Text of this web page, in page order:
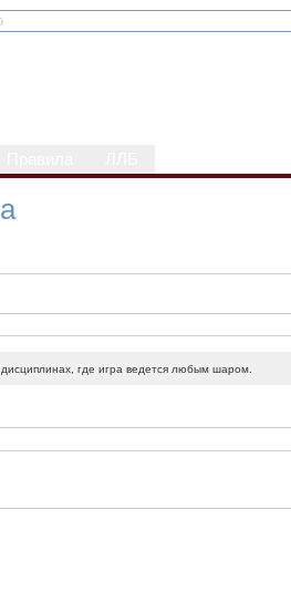
где игра ведется любым шаром.